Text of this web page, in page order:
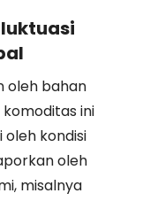
oleh bahan
ini
kondisi
oleh
misalnya